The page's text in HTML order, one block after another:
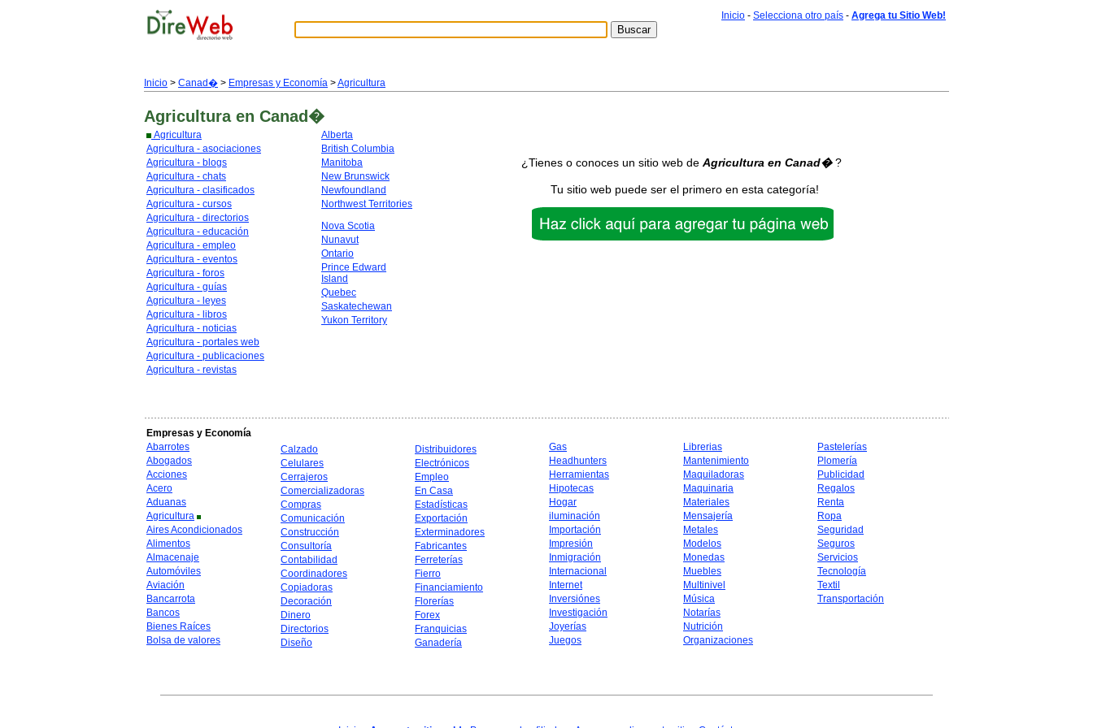
Inicio - Selecciona otro país - Agrega tu Sitio Web!
Inicio > Canad� > Empresas y Economía >Agricultura
Agricultura en Canad�
Agricultura
Agricultura - asociaciones
Agricultura - blogs
Agricultura - chats
Agricultura - clasificados
Agricultura - cursos
Agricultura - directorios
Agricultura - educación
Agricultura - empleo
Agricultura - eventos
Agricultura - foros
Agricultura - guías
Agricultura - leyes
Agricultura - libros
Agricultura - noticias
Agricultura - portales web
Agricultura - publicaciones
Agricultura - revistas
Alberta
British Columbia
Manitoba
New Brunswick
Newfoundland
Northwest Territories
Nova Scotia
Nunavut
Ontario
Prince Edward
Island
Quebec
Saskatechewan
Yukon Territory
¿Tienes o conoces un sitio web de Agricultura en Canad�?
Tu sitio web puede ser el primero en esta categoría!
Empresas y Economía
Abarrotes
Abogados
Acciones
Acero
Aduanas
Agricultura
Aires Acondicionados
Alimentos
Almacenaje
Automóviles
Aviación
Bancarrota
Bancos
Bienes Raíces
Bolsa de valores
Calzado
Celulares
Cerrajeros
Comercializadoras
Compras
Comunicación
Construcción
Consultoría
Contabilidad
Coordinadores
Copiadoras
Decoración
Dinero
Directorios
Diseño
Distribuidores
Electrónicos
Empleo
En Casa
Estadísticas
Exportación
Exterminadores
Fabricantes
Ferreterías
Fierro
Financiamiento
Florerías
Forex
Franquicias
Ganadería
Gas
Headhunters
Herramientas
Hipotecas
Hogar
iluminación
Importación
Impresión
Inmigración
Internacional
Internet
Inversiónes
Investigación
Joyerías
Juegos
Librerias
Mantenimiento
Maquiladoras
Maquinaria
Materiales
Mensajería
Metales
Modelos
Monedas
Muebles
Multinivel
Música
Notarías
Nutrición
Organizaciones
Pastelerías
Plomería
Publicidad
Regalos
Renta
Ropa
Seguridad
Seguros
Servicios
Tecnología
Textil
Transportación